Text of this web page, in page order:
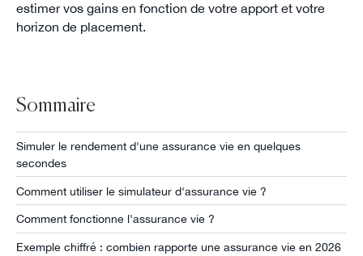
estimer vos gains en fonction de votre apport et votre
horizon de placement.
Sommaire
Simuler le rendement d'une assurance vie en quelques
secondes
Comment utiliser le simulateur d'assurance vie ?
Comment fonctionne l'assurance vie ?
Exemple chiffré : combien rapporte une assurance vie en 2026